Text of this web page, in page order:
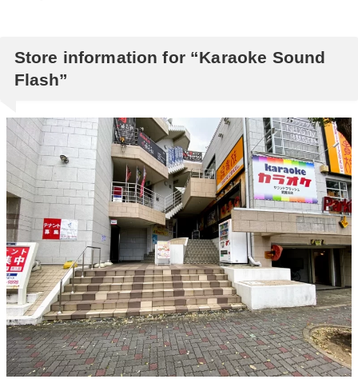
Store information for “Karaoke Sound
Flash”